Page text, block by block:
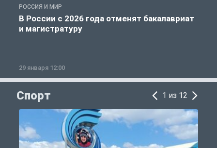
РОССИЯ И МИР
В России с 2026 года отменят бакалавриат
и магистратуру
29 января 12:00
Спорт 1 из 12